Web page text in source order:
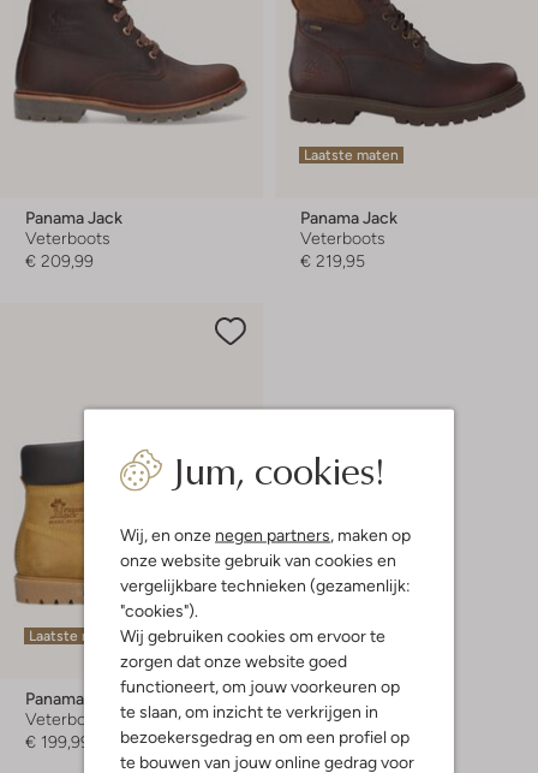
Jum, cookies!
Wij, en onze negen partners, maken op
onze website gebruik van cookies en
vergelijkbare technieken (gezamenlijk:
"cookies").
Wij gebruiken cookies om ervoor te
zorgen dat onze website goed
functioneert, om jouw voorkeuren op
te slaan, om inzicht te verkrijgen in
bezoekersgedrag en om een profiel op
te bouwen van jouw online gedrag voor
Panama Jack
Veterboots
€ 209,99
Laatste maten
Panama Jack
Veterboots
€ 219,95
Laatste maten
Panama Jack
Veterboots
€ 199,99